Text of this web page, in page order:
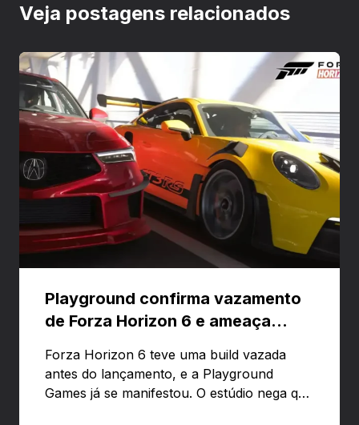
Veja postagens relacionados
Playground confirma vazamento
de Forza Horizon 6 e ameaça
Forza Horizon 6 teve uma build vazada
antes do lançamento, e a Playground
Games já se manifestou. O estúdio nega que